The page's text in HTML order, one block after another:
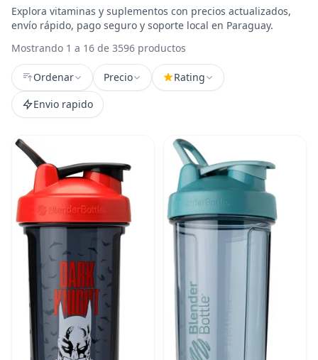
Explora vitaminas y suplementos con precios actualizados,
envío rápido, pago seguro y soporte local en Paraguay.
Mostrando 1 a 16 de 3596 productos
Ordenar Precio
Rating
Envio rapido